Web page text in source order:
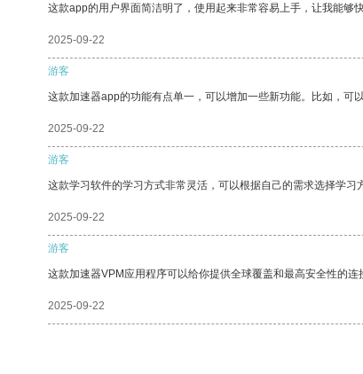
这款app的用户界面简洁明了，使用起来非常容易上手，让我能够
2025-09-22
游客
这款加速器app的功能有点单一，可以增加一些新功能。比如，可
2025-09-22
游客
这款学习软件的学习方式非常灵活，可以根据自己的需求选择学习
2025-09-22
游客
这款加速器VPM应用程序可以给你提供全球覆盖和最高安全性的连
2025-09-22